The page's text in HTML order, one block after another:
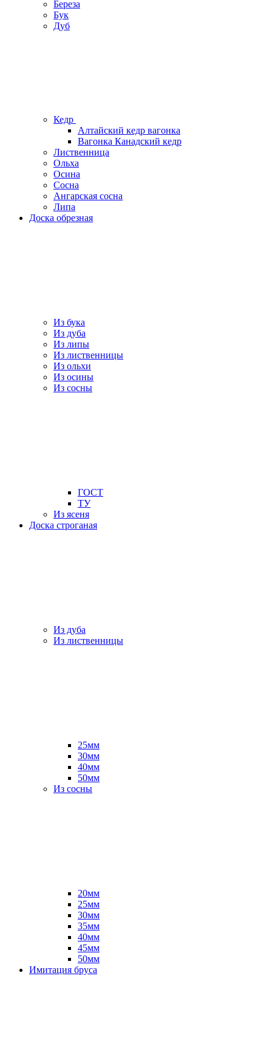
Береза
Бук
Дуб
Кедр
Алтайский кедр вагонка
Вагонка Канадский кедр
Лиственница
Ольха
Осина
Сосна
Ангарская сосна
Липа
Доска обрезная
Из бука
Из дуба
Из липы
Из лиственницы
Из ольхи
Из осины
Из сосны
ГОСТ
ТУ
Из ясеня
Доска строганая
Из дуба
Из лиственницы
25мм
30мм
40мм
50мм
Из сосны
20мм
25мм
30мм
35мм
40мм
45мм
50мм
Имитация бруса